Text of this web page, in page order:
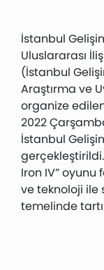
İstanbul
Uluslararası
(İstanbul
Araştırma ve
organize
2022
İstanbul
Iron IV” oyunu
ve teknoloji ile
temelinde